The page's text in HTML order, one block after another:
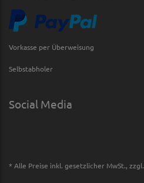
Vorkasse per Überweisung
Selbstabholer
Social Media
* Alle Preise inkl. gesetzlicher MwSt., zzgl.